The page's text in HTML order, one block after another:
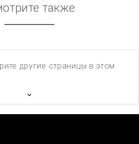
также
другие страницы в этом